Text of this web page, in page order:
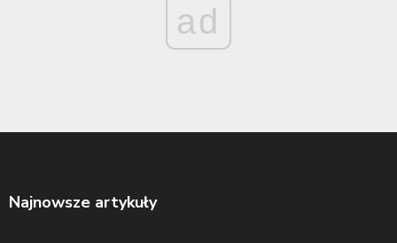
ad
Najnowsze artykuły